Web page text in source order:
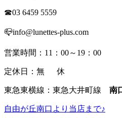
☎03 6459 5559
📪info@lunettes-plus.com
営業時間：11：00～19：00
定休日：無 休
東急東横線：東急大井町線 南
自由が丘南口より当店まで♪